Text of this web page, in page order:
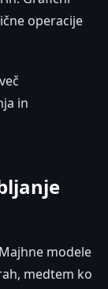
operacije
in
modele
medtem ko